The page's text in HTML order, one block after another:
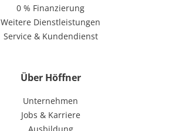
0 % Finanzierung
Weitere Dienstleistungen
Service & Kundendienst
Über Höffner
Unternehmen
Jobs & Karriere